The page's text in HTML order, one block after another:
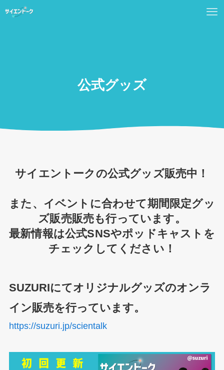
公式グッズ
サイエントークの公式グッズ販売中！
また、イベントに合わせて期間限定グッ
ズ販売販売も行っています。
最新情報は公式SNSやポッドキャストを
チェックしてください！
SUZURIにてオリジナルグッズのオンラ
イン販売を行っています。
https://suzuri.jp/scientalk